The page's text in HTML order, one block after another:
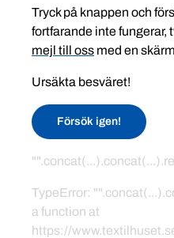
Tryck på knappen och
fortfarande inte fungerar,
mejl till oss med en
Ursäkta besväret!
Försök igen!
TypeError:
a function at
https://